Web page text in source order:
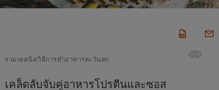
รวมเทคนิควิธีการทำอาหารตะวันตก
เคล็ดลับจับคู่อาหารโปรตีนและซอส